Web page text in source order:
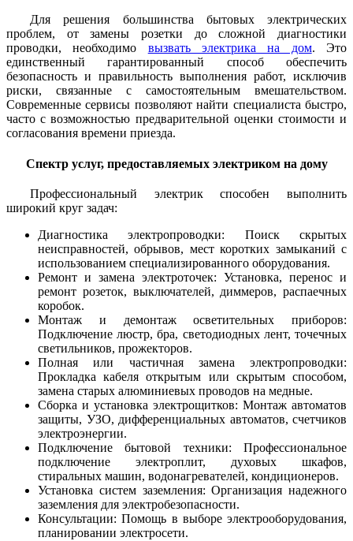
Для решения большинства бытовых электрических
проблем, от замены розетки до сложной диагностики
проводки, необходимо вызвать электрика на дом. Это
единственный гарантированный способ обеспечить
безопасность и правильность выполнения работ, исключив
риски, связанные с самостоятельным вмешательством.
Современные сервисы позволяют найти специалиста быстро,
часто с возможностью предварительной оценки стоимости и
согласования времени приезда.
Спектр услуг, предоставляемых электриком на дому
Профессиональный электрик способен выполнить
широкий круг задач:
Диагностика электропроводки: Поиск скрытых
неисправностей, обрывов, мест коротких замыканий с
использованием специализированного оборудования.
Ремонт и замена электроточек: Установка, перенос и
ремонт розеток, выключателей, диммеров, распаечных
коробок.
Монтаж и демонтаж осветительных приборов:
Подключение люстр, бра, светодиодных лент, точечных
светильников, прожекторов.
Полная или частичная замена электропроводки:
Прокладка кабеля открытым или скрытым способом,
замена старых алюминиевых проводов на медные.
Сборка и установка электрощитков: Монтаж автоматов
защиты, УЗО, дифференциальных автоматов, счетчиков
электроэнергии.
Подключение бытовой техники: Профессиональное
подключение электроплит, духовых шкафов,
стиральных машин, водонагревателей, кондиционеров.
Установка систем заземления: Организация надежного
заземления для электробезопасности.
Консультации: Помощь в выборе электрооборудования,
планировании электросети.